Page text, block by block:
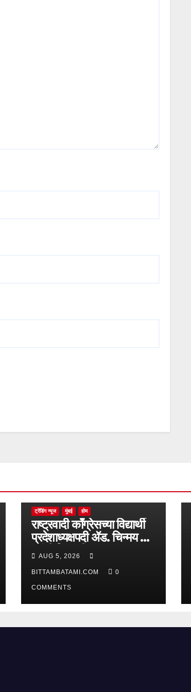
ट्रेंडिंग न्यूज मुंबई होम
राष्ट्रवादी काँग्रेसच्या विद्यार्थी
प्रदेशाध्यक्षपदी ॲड. चिन्मय गाढे
यांची नियुक्ती…
AUG 5, 2026
BITTAMBATAMI.COM 0
COMMENTS